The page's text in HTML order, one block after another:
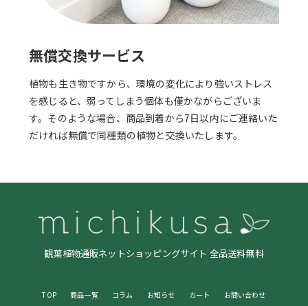
無償交換サービス
植物も生き物ですから、環境の変化により強いストレス
を感じると、弱ってしまう個体も僅かながらございま
す。そのような場合、商品到着から7日以内にご連絡いた
だければ無償で同種類の植物と交換いたします。
観葉植物通販ネットショッピングサイト 全品送料無料
TOP 商品一覧 コラム お知らせ カート お問い合わせ